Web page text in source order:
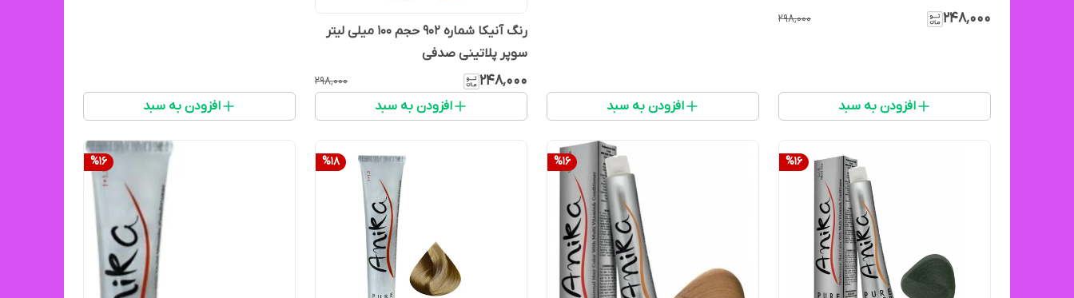
۲۴۸٬۰۰۰ ۲۹۸٬۰۰۰
افزودن به سبد افزودن به سبد
رنگ آنیکا شماره ۹۰۲ حجم ۱۰۰ میلی لیتر
سوپر پلاتینی صدفی
۲۴۸٬۰۰۰ ۲۹۸٬۰۰۰
افزودن به سبد افزودن به سبد
%16
%16
%18
%16